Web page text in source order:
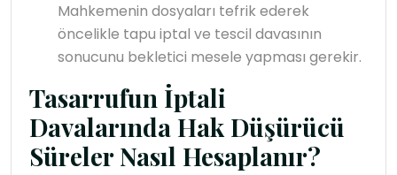
Mahkemenin dosyaları tefrik ederek
öncelikle tapu iptal ve tescil davasının
sonucunu bekletici mesele yapması gerekir.
Tasarrufun İptali
Davalarında Hak Düşürücü
Süreler Nasıl Hesaplanır?